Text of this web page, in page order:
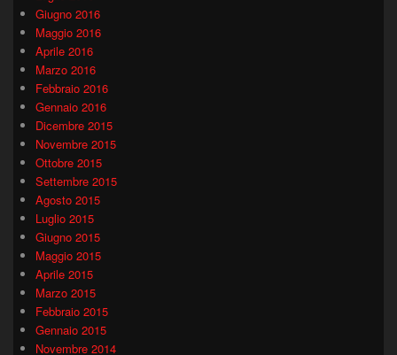
Giugno 2016
Maggio 2016
Aprile 2016
Marzo 2016
Febbraio 2016
Gennaio 2016
Dicembre 2015
Novembre 2015
Ottobre 2015
Settembre 2015
Agosto 2015
Luglio 2015
Giugno 2015
Maggio 2015
Aprile 2015
Marzo 2015
Febbraio 2015
Gennaio 2015
Novembre 2014